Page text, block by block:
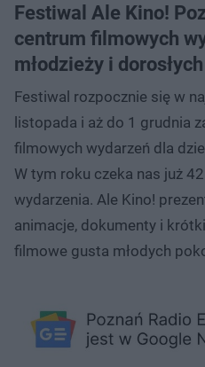
Festiwal Ale Kino!
centrum filmowych
młodzieży i dorosłych
Festiwal rozpocznie się w
listopada i aż do 1 grudnia
filmowych wydarzeń dla
W tym roku czeka nas już
wydarzenia. Ale Kino!
animacje, dokumenty i
filmowe gusta młodych